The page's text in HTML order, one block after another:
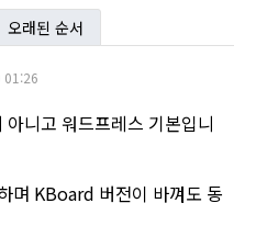
오래된 순서
01:26
니고 워드프레스 기본입니
며 KBoard 버전이 바껴도 동